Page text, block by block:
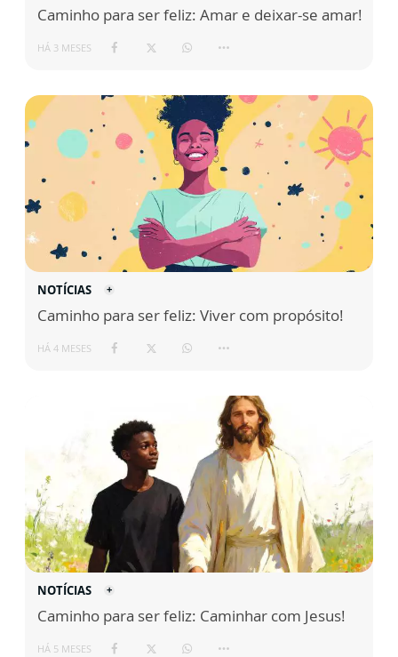
Caminho para ser feliz: Amar e deixar-se amar!
HÁ 3 MESES
NOTÍCIAS
Caminho para ser feliz: Viver com propósito!
HÁ 4 MESES
NOTÍCIAS
Caminho para ser feliz: Caminhar com Jesus!
HÁ 5 MESES